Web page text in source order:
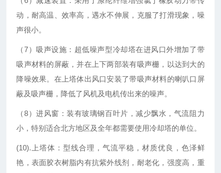
动，耐高温、效率高，遇水不伸展，克服了打滑现象，噪
声很小。
（7）吸声设施：超低噪声型冷却塔在进风口外增加了带
吸声材料的屏蔽，并在上下两部装有吸声栅，以达到大的
降噪效果。在上塔体出风口安装了带吸声材料的喇叭口屏
蔽及吸声栅，降低了风机及电机传出来的噪声。
（8）进风窗：装有玻璃钢百叶片，减少飘水，气流阻力
小，特别适合北方地区及全年都需要使用冷却塔的单位。
(10).上塔体：型线合理，气流平稳，材质优良，色泽鲜
艳，表面胶衣树脂内有抗紫外线剂，耐老化，强度高，重